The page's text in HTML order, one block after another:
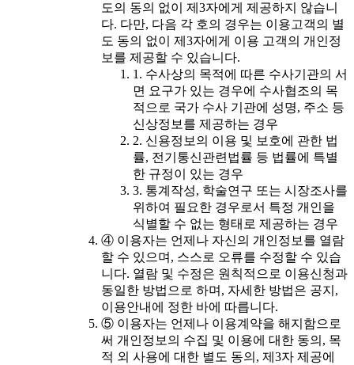
도의 동의 없이 제3자에게 제공하지 않습니
다. 다만, 다음 각 호의 경우는 이용고객의 별
도 동의 없이 제3자에게 이용 고객의 개인정
보를 제공할 수 있습니다.
1. 수사상의 목적에 따른 수사기관의 서
면 요구가 있는 경우에 수사협조의 목
적으로 국가 수사 기관에 성명, 주소 등
신상정보를 제공하는 경우
2. 신용정보의 이용 및 보호에 관한 법
률, 전기통신관련법률 등 법률에 특별
한 규정이 있는 경우
3. 통계작성, 학술연구 또는 시장조사를
위하여 필요한 경우로서 특정 개인을
식별할 수 없는 형태로 제공하는 경우
④ 이용자는 언제나 자신의 개인정보를 열람
할 수 있으며, 스스로 오류를 수정할 수 있습
니다. 열람 및 수정은 원칙적으로 이용신청과
동일한 방법으로 하며, 자세한 방법은 공지,
이용안내에 정한 바에 따릅니다.
⑤ 이용자는 언제나 이용계약을 해지함으로
써 개인정보의 수집 및 이용에 대한 동의, 목
적 외 사용에 대한 별도 동의, 제3자 제공에